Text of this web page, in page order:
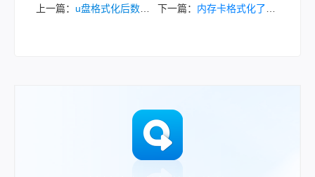
上一篇： u盘格式化后数据该怎么恢复？科学方法与实操指南！ 下一篇： 内存卡格式化了怎么操作能恢复？专业数据恢复全攻略！